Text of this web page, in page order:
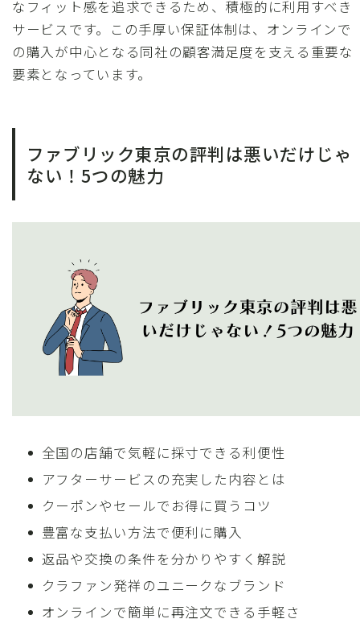
なフィット感を追求できるため、積極的に利用すべき
サービスです。この手厚い保証体制は、オンラインで
の購入が中心となる同社の顧客満足度を支える重要な
要素となっています。
ファブリック東京の評判は悪いだけじゃ
ない！5つの魅力
全国の店舗で気軽に採寸できる利便性
アフターサービスの充実した内容とは
クーポンやセールでお得に買うコツ
豊富な支払い方法で便利に購入
返品や交換の条件を分かりやすく解説
クラファン発祥のユニークなブランド
オンラインで簡単に再注文できる手軽さ